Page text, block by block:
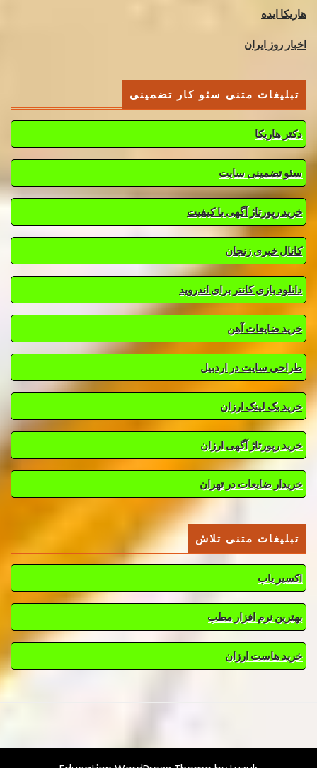
هاریکا ایده
اخبار روز ایران
تبلیغات متنی سئو کار تضمینی
دکتر هاریکا
سئو تضمینی سایت
خرید رپورتاژ آگهی با کیفیت
کانال خبری زنجان
دانلود بازی کانتر برای اندروید
خرید ضایعات آهن
طراحی سایت در اردبیل
خرید بک لینک ارزان
خرید رپورتاژ آگهی ارزان
خریدار ضایعات در تهران
تبلیغات متنی تلاش
اکسیر یاب
بهترین نرم افزار مطب
خرید هاست ارزان